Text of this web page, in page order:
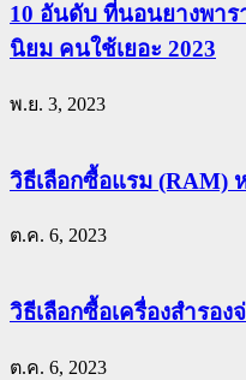
10 อันดับ ที่นอนยางพา
นิยม คนใช้เยอะ 2023
พ.ย. 3, 2023
วิธีเลือกซื้อแรม (RAM)
ต.ค. 6, 2023
วิธีเลือกซื้อเครื่องสำรอง
ต.ค. 6, 2023